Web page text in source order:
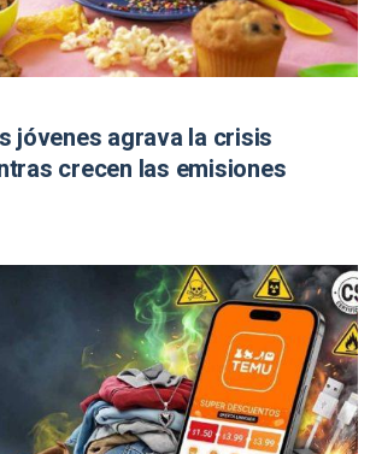
jóvenes agrava la crisis
crecen las emisiones